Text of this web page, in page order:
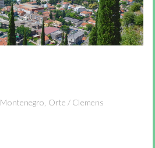
Montenegro Orte / Clemens